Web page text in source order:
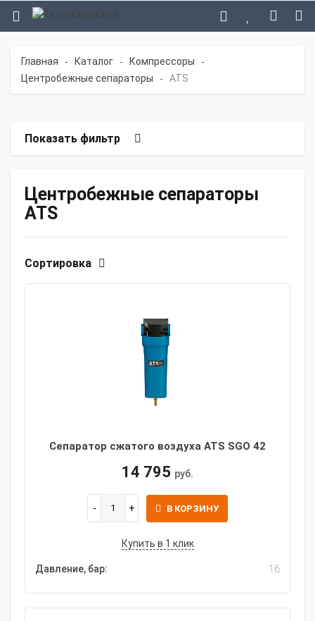
Главная - Каталог - Компрессоры -
Центробежные сепараторы - ATS
Показать фильтр
Центробежные сепараторы
ATS
Сортировка
Сепаратор сжатого воздуха ATS SGO 42
14 795 руб.
В КОРЗИНУ
Купить в 1 клик
Давление, бар: 16